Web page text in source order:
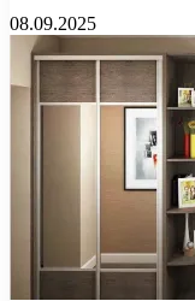
08.09.2025